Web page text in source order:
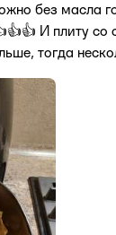
без масла
И плиту
тогда